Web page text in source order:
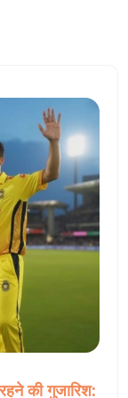
की गुजारिश: